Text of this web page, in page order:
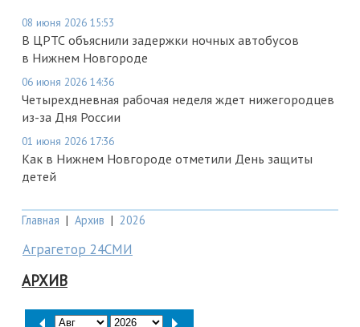
08 июня 2026 15:53
В ЦРТС объяснили задержки ночных автобусов
в Нижнем Новгороде
06 июня 2026 14:36
Четырехдневная рабочая неделя ждет нижегородцев
из-за Дня России
01 июня 2026 17:36
Как в Нижнем Новгороде отметили День защиты
детей
Главная | Архив | 2026
Аграгетор 24СМИ
АРХИВ